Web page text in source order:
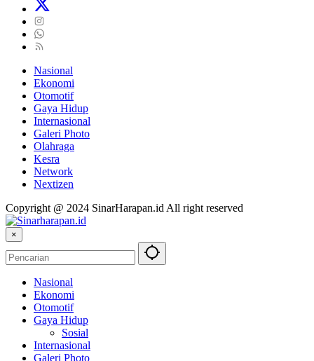
Nasional
Ekonomi
Otomotif
Gaya Hidup
Internasional
Galeri Photo
Olahraga
Kesra
Network
Nextizen
Copyright @ 2024 SinarHarapan.id All right reserved
×
Nasional
Ekonomi
Otomotif
Gaya Hidup
Sosial
Internasional
Galeri Photo